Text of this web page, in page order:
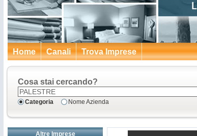
Home Canali Trova Imprese
Cosa stai cercando?
Categoria Nome Azienda
Altre Imprese